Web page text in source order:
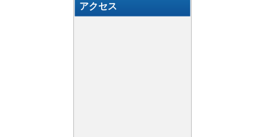
アクセス